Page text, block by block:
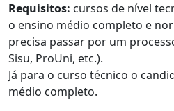
Requisitos: cursos de nível
o ensino médio completo e
precisa passar por um
Sisu, ProUni, etc.).
Já para o curso técnico o
médio completo.